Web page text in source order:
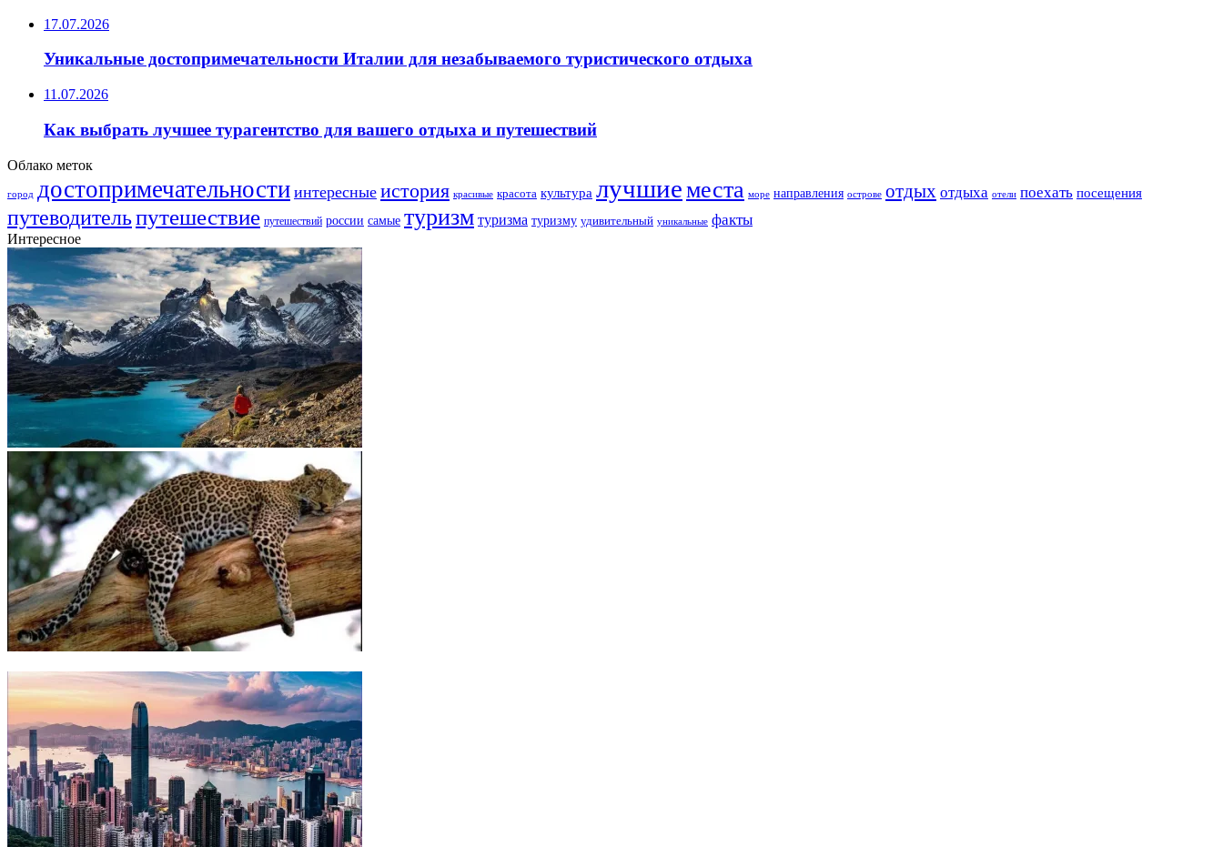
17.07.2026
Уникальные достопримечательности Италии для незабываемого туристического отдыха
11.07.2026
Как выбрать лучшее турагентство для вашего отдыха и путешествий
Облако меток
город достопримечательности интересные история красивые красота культура лучшиеместа море направления острове отдых отдыха отели поехать посещения
путеводительпутешествие путешествий россии самые туризм туризма туризму удивительный уникальные факты
Интересное